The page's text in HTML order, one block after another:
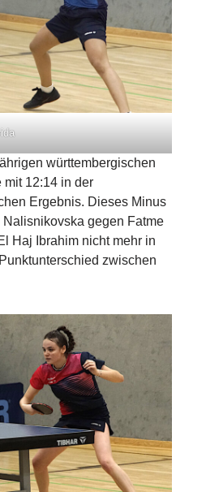
württembergischen
mit 12:14 in der
Ergebnis. Dieses Minus
gegen Fatme
Haj Ibrahim nicht mehr in
zwischen